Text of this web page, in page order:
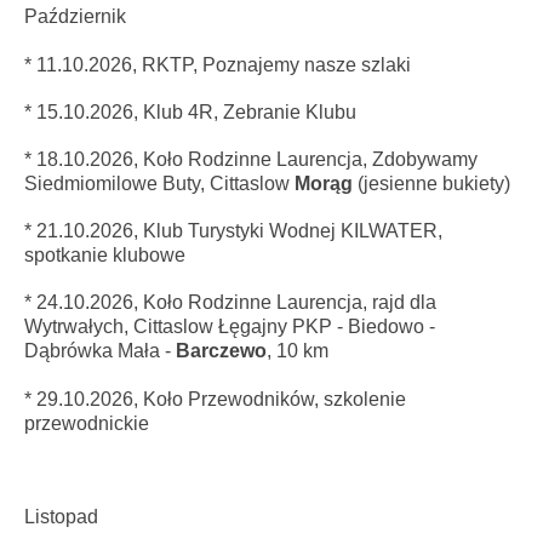
Październik
* 11.10.2026, RKTP, Poznajemy nasze szlaki
* 15.10.2026, Klub 4R, Zebranie Klubu
* 18.10.2026, Koło Rodzinne Laurencja, Zdobywamy
Siedmiomilowe Buty, Cittaslow Morąg (jesienne bukiety)
* 21.10.2026, Klub Turystyki Wodnej KILWATER,
spotkanie klubowe
* 24.10.2026, Koło Rodzinne Laurencja, rajd dla
Wytrwałych, Cittaslow Łęgajny PKP - Biedowo -
Dąbrówka Mała - Barczewo, 10 km
* 29.10.2026, Koło Przewodników, szkolenie
przewodnickie
Listopad